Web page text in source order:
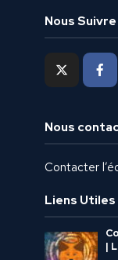
Nous Suivre
Nous
Contacter
Liens Utiles
|